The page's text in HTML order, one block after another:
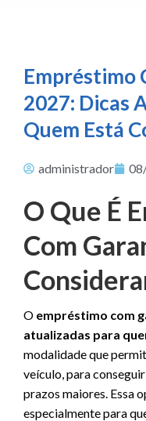
Empréstimo
2027: Dicas
Quem Está
administrador
O Que É
Com
O empréstimo com
atualizadas para
modalidade que
veículo, para
prazos maiores. Essa
especialmente para